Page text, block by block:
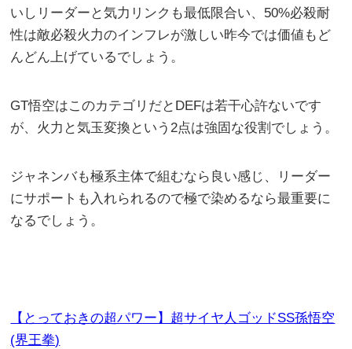
いしリーダーと気力リンクも最低限合い、50%必殺耐
性は敵必殺火力のインフレが激しい昨今では価値もど
んどん上げているでしょう。
GT悟空はこのカテゴリだとDEFは若干心許ないです
が、火力と気玉変換という2点は強固な役割でしょう。
ジャネンバも極系主体で組むなら良い感じ、リーダー
にサポートも入れられるので極で染めるなら最重要に
なるでしょう。
【とっておきの超パワー】超サイヤ人ゴッドSS孫悟空
(界王拳)